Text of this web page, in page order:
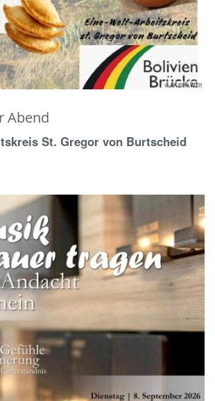
© AK Eine WElt
Abend
St. Gregor von Burtscheid